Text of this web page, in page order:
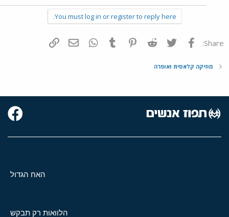
You must log in or register to reply here.
Share: פייסבוק Twitter
Reddit
Pinterest
Tumblr
WhatsAppדואר אלקטרוני
מוזיקה קלאסית ואופרה
האח הגדול
הלוואות רק תבקש